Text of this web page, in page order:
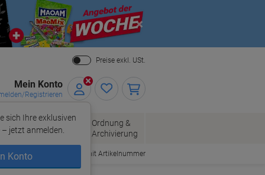
Close
Preise exkl. USt.
Mein Konto
Registrieren
sich Ihre exklusiven
jetzt anmelden.
Konto
Bürobedarf
Ordnung &
Archivierung
Bestellen mit Artikelnummer